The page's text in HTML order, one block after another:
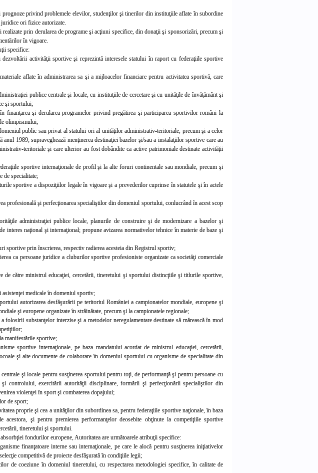
prognoze privind problemele elevilor, studenţilor şi tinerilor din instituţiile aflate în subordine
ori fizice autorizate.
prin derularea de programe şi acţiuni specifice, din donaţii şi sponsorizări, precum şi
în vigoare.
specifice:
activităţii sportive şi reprezintă interesele statului în raport cu federaţiile sportive
aflate în administrarea sa şi a mijloacelor financiare pentru activitatea sportivă, care
publice centrale şi locale, cu instituţiile de cercetare şi cu unităţile de învăţământ şi
şi sportului;
şi derularea programelor privind pregătirea şi participarea sportivilor români la
olimpismului;
public sau privat al statului ori al unităţilor administrativ-teritoriale, precum şi a celor
1989; supraveghează menţinerea destinaţiei bazelor şi/sau a instalaţiilor sportive care au
teritoriale şi care ulterior au fost dobândite ca active patrimoniale destinate activităţii
sportive internaţionale de profil şi la alte foruri continentale sau mondiale, precum şi
de specialitate;
sportive a dispoziţiilor legale în vigoare şi a prevederilor cuprinse în statutele şi în actele
profesională şi perfecţionarea specialiştilor din domeniul sportului, conlucrând în acest scop
administraţiei publice locale, planurile de construire şi de modernizare a bazelor şi
naţional şi internaţional; propune avizarea normativelor tehnice în materie de baze şi
sportive prin înscrierea, respectiv radierea acesteia din Registrul sportiv;
ca persoane juridice a cluburilor sportive profesioniste organizate ca societăţi comerciale
de către ministrul educaţiei, cercetării, tineretului şi sportului distincţiile şi titlurile sportive,
medicale în domeniul sportiv;
autorizarea desfăşurării pe teritoriul României a campionatelor mondiale, europene şi
şi europene organizate în străinătate, precum şi la campionatele regionale;
substanţelor interzise şi a metodelor neregulamentare destinate să mărească în mod
manifestările sportive;
sportive internaţionale, pe baza mandatului acordat de ministrul educaţiei, cercetării,
şi alte documente de colaborare în domeniul sportului cu organisme de specialitate din
şi locale pentru susţinerea sportului pentru toţi, de performanţă şi pentru persoane cu
controlului, exercitării autorităţii disciplinare, formării şi perfecţionării specialiştilor din
violenţei în sport şi combaterea dopajului;
de sport;
proprie şi cea a unităţilor din subordinea sa, pentru federaţiile sportive naţionale, în baza
şi pentru premierea performanţelor deosebite obţinute la competiţiile sportive
tineretului şi sportului.
fondurilor europene, Autoritatea are următoarele atribuţii specifice:
finanţatoare interne sau internaţionale, pe care le alocă pentru susţinerea iniţiativelor
competitivă de proiecte desfăşurată în condiţiile legii;
de coeziune în domeniul tineretului, cu respectarea metodologiei specifice, în calitate de